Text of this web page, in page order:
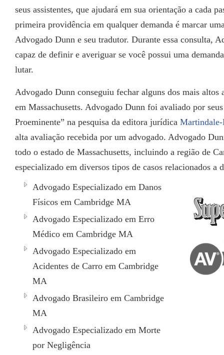
seus assistentes, que ajudará em sua orientação a cada
primeira providência em qualquer demanda é marcar
Advogado Dunn e seu tradutor. Durante essa consulta,
capaz de definir e averiguar se você possui uma
lutar.
Advogado Dunn conseguiu fechar alguns dos mais altos
em Massachusetts. Advogado Dunn foi avaliado por
Proeminente” na pesquisa da editora jurídica
alta avaliação recebida por um advogado. Advogado
todo o estado de Massachusetts, incluindo a região de
especializado em diversos tipos de casos relacionados a
Advogado Especializado em Danos
Físicos em Cambridge MA
Advogado Especializado em Erro
Médico em Cambridge MA
Advogado Especializado em
Acidentes de Carro em Cambridge
MA
Advogado Brasileiro em Cambridge
MA
Advogado Especializado em Morte
por Negligência